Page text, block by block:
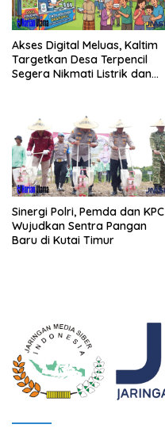
Akses Digital Meluas, Kaltim
Targetkan Desa Terpencil
Segera Nikmati Listrik dan
Sinergi Polri, Pemda dan KPC
Wujudkan Sentra Pangan
Baru di Kutai Timur